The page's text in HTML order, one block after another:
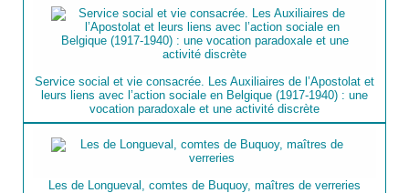
Service social et vie consacrée. Les Auxiliaires de l’Apostolat et
leurs liens avec l’action sociale en Belgique (1917-1940) : une
vocation paradoxale et une activité discrète
Les de Longueval, comtes de Buquoy, maîtres de verreries